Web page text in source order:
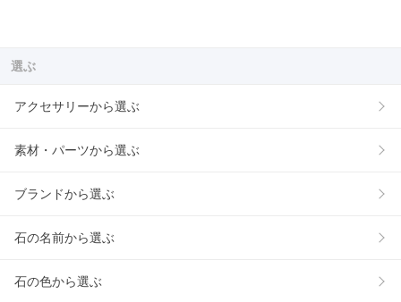
選ぶ
アクセサリーから選ぶ
素材・パーツから選ぶ
ブランドから選ぶ
石の名前から選ぶ
石の色から選ぶ